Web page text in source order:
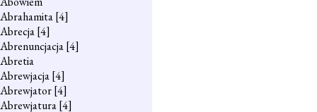
Abrahamita[4]
Abrecja[4]
Abrenuncjacja[4]
Abretia
Abrewjacja[4]
Abrewjator[4]
Abrewjatura[4]